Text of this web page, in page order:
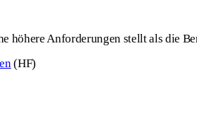
höhere Anforderungen stellt als die
(HF)